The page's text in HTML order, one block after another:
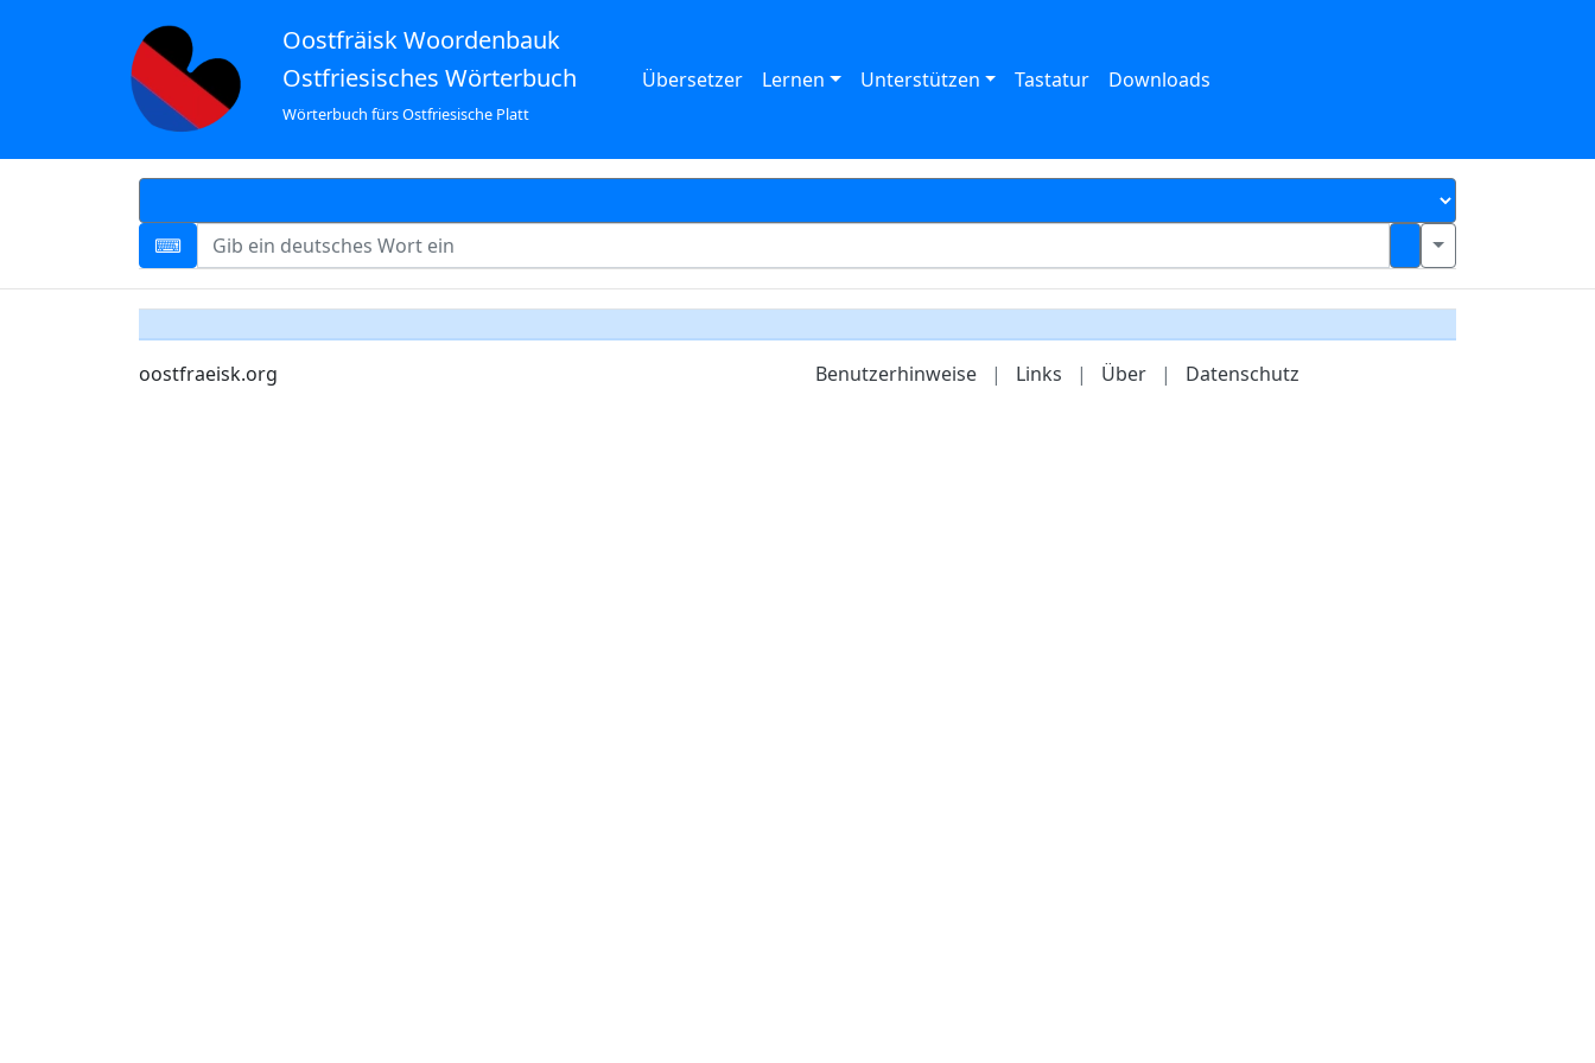
Oostfräisk Woordenbauk
Ostfriesisches Wörterbuch
Wörterbuch fürs Ostfriesische Platt
Übersetzer Lernen Unterstützen Tastatur Downloads
oostfraeisk.org Benutzerhinweise | Links | Über | Datenschutz